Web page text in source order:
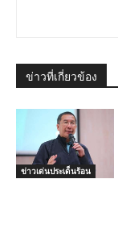
ข่าวที่เกี่ยวข้อง
ข่าวเด่นประเด็นร้อน